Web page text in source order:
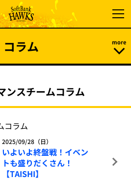
コラム
ンスチームコラム
コラム
2025/09/28（日）
いよいよ終盤戦！イベン
トも盛りだくさん！
【TAISHI】